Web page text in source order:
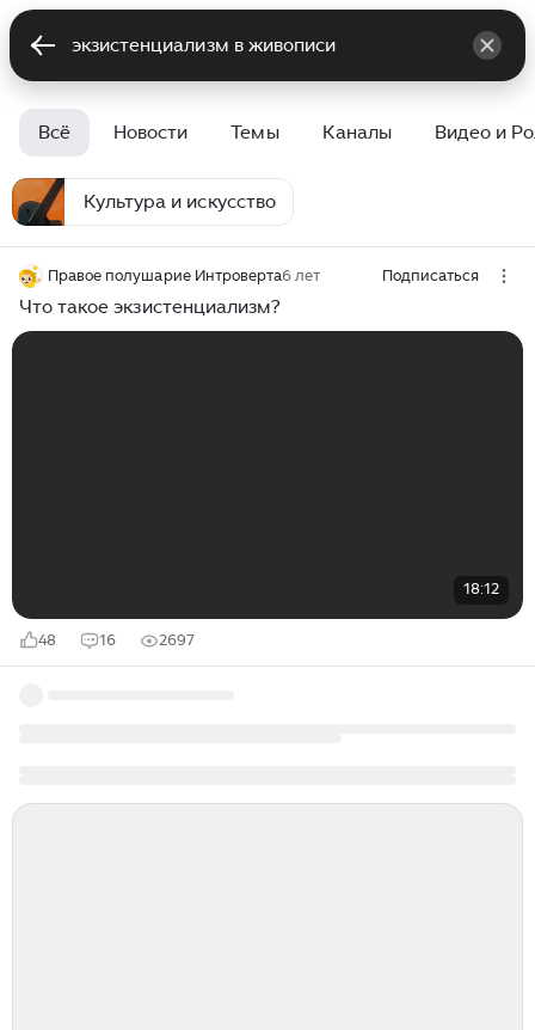
Всё Новости Темы Каналы Видео и
Культура и искусство
Правое полушарие Интроверта6 лет Подписаться
Что такое экзистенциализм?
18:12
48 16 2697